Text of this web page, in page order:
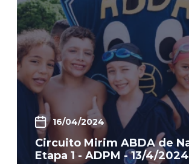
16/04/2024
Circuito Mirim ABDA de
Etapa 1 - ADPM - 13/4/2024